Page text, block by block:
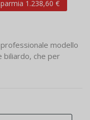
1.238,60 €
modello
biliardo, che per